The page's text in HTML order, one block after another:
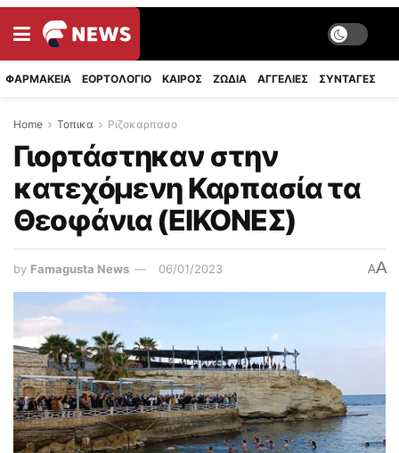
ΦΑΡΜΑΚΕΙΑ ΕΟΡΤΟΛΟΓΙΟ ΚΑΙΡΟΣ ΖΩΔΙΑ ΑΓΓΕΛΙΕΣ ΣΥΝΤΑΓΈΣ
Home Τοπικα Ριζοκαρπασο
Γιορτάστηκαν στην
κατεχόμενη Καρπασία τα
Θεοφάνια (ΕΙΚΟΝΕΣ)
by Famagusta News 06/01/2023 AA